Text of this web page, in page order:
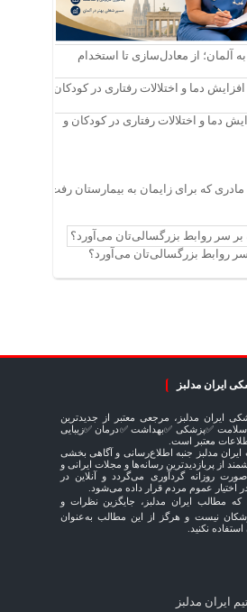
آلمان؛ از معادل‌سازی تا استخدام
دما و اختلالات رفتاری در کودکان و
که برای زایمان به بیمارستان رفت
روابط بزرگسالی‌تان می‌آورد؟
ایران مدلبز
ایران مدلبز، مرجعی معتبر از جدیدترین
✅پزشکی ✅بهداشت ✅درمان ✅زیبایی
معتبر است.
مدلبز جنبه اطلاع‌رسانی و آگاهی بخشی
از پربازدیدترین رسانه‌ها و مجلات ایرانی و
روزانه گردآوری می‌گردد و آنلاین در
اختیار عموم مردم قرار داده می‌شود.
مطالب ایران مدلبز، جایگزین نظرات و
نیست و هرگز از این مطالب به‌عنوان
نکنید.
ایران مدلبز